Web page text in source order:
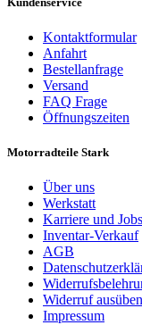
Kontaktformular
Anfahrt
Bestellanfrage
Versand
FAQ Frage
Öffnungszeiten
Motorradteile Stark
Über uns
Werkstatt
Karriere und Jobs
Inventar-Verkauf
AGB
Widerruf ausüben
Impressum